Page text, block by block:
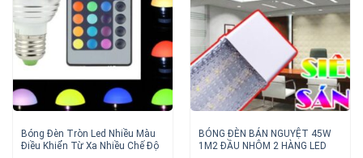
Bóng Đèn Tròn Led Nhiều Màu
Điều Khiển Từ Xa Nhiều Chế Độ
BÓNG ĐÈN BÁN NGUYỆT 45W
1M2 ĐẦU NHÔM 2 HÀNG LED